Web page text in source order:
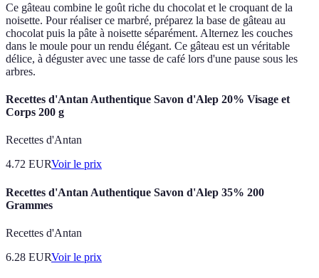
Ce gâteau combine le goût riche du chocolat et le croquant de la
noisette. Pour réaliser ce marbré, préparez la base de gâteau au
chocolat puis la pâte à noisette séparément. Alternez les couches
dans le moule pour un rendu élégant. Ce gâteau est un véritable
délice, à déguster avec une tasse de café lors d'une pause sous les
arbres.
Recettes d'Antan Authentique Savon d'Alep 20% Visage et
Corps 200 g
Recettes d'Antan
4.72 EURVoir le prix
Recettes d'Antan Authentique Savon d'Alep 35% 200
Grammes
Recettes d'Antan
6.28 EURVoir le prix